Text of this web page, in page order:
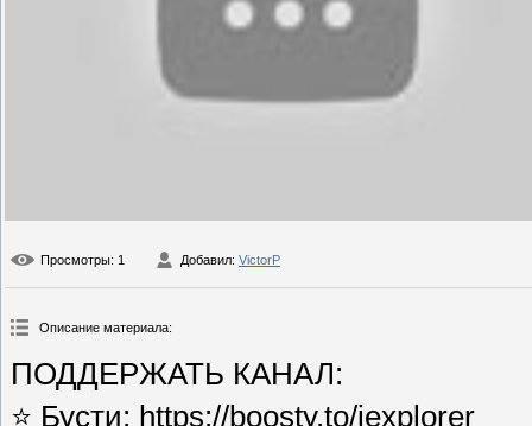
Просмотры: 1 Добавил: VictorP
Описание материала:
ПОДДЕРЖАТЬ КАНАЛ:
⭐ Бусти: https://boosty.to/iexplorer